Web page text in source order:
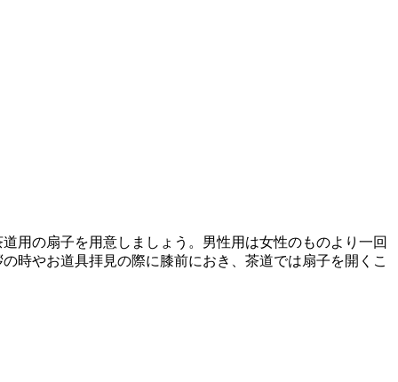
用の扇子を用意しましょう。男性用は女性のものより一回
時やお道具拝見の際に膝前におき、茶道では扇子を開くこ